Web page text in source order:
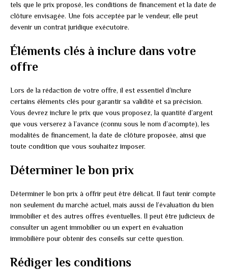
tels que le prix proposé, les conditions de financement et la date de
clôture envisagée. Une fois acceptée par le vendeur, elle peut
devenir un contrat juridique exécutoire.
Éléments clés à inclure dans votre
offre
Lors de la rédaction de votre offre, il est essentiel d’inclure
certains éléments clés pour garantir sa validité et sa précision.
Vous devrez inclure le prix que vous proposez, la quantité d’argent
que vous verserez à l’avance (connu sous le nom d’acompte), les
modalités de financement, la date de clôture proposée, ainsi que
toute condition que vous souhaitez imposer.
Déterminer le bon prix
Déterminer le bon prix à offrir peut être délicat. Il faut tenir compte
non seulement du marché actuel, mais aussi de l’évaluation du bien
immobilier et des autres offres éventuelles. Il peut être judicieux de
consulter un agent immobilier ou un expert en évaluation
immobilière pour obtenir des conseils sur cette question.
Rédiger les conditions